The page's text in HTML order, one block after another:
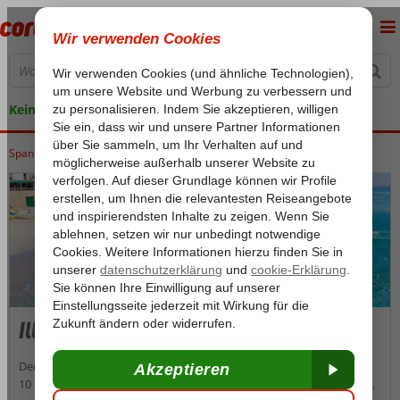
Keine versteckten Kosten
Home
Spanien Balearische Inseln Mallorca Illetas
Illetas
Der mondäne Badeort Illetas liegt an der Südküste Mallorcas, etwa
10 Kilometer westlich von Palma de Mallorca. Die kleine Stadt ist an